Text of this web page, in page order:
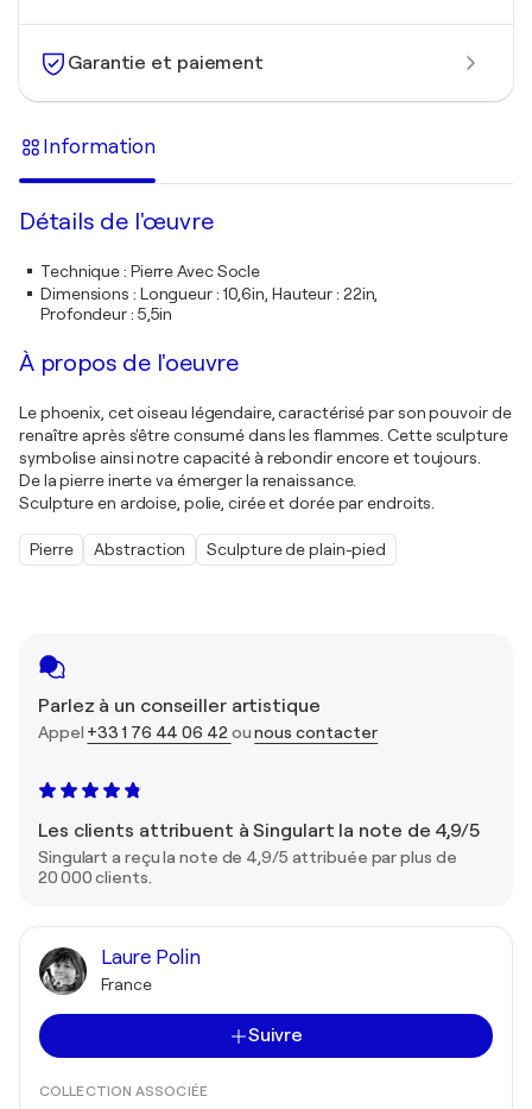
Garantie et paiement
Parlez à un conseiller artistique
Appel +33 1 76 44 06 42 ounous contacter
Les clients attribuent à Singulart la note de 4,9/5
Singulart a reçu la note de 4,9/5 attribuée par plus de
20 000 clients.
Laure Polin
France
Suivre
COLLECTION ASSOCIÉE
Information
Détails de l'œuvre
Technique: Pierre Avec Socle
Dimensions : Longueur : 10,6in, Hauteur : 22in,
Profondeur : 5,5in
À propos de l'oeuvre
Le phoenix, cet oiseau légendaire, caractérisé par son pouvoir de
renaître après s'être consumé dans les flammes. Cette sculpture
symbolise ainsi notre capacité à rebondir encore et toujours.
De la pierre inerte va émerger la renaissance.
Sculpture en ardoise, polie, cirée et dorée par endroits.
Pierre Abstraction Sculpture de plain-pied